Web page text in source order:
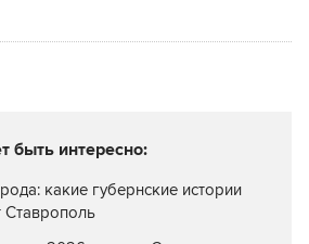
быть интересно:
какие губернские истории
Ставрополь